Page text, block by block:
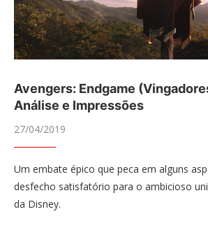
Avengers: Endgame
Análise e Impressões
27/04/2019
Um embate épico que peca em alguns
desfecho satisfatório para o ambicioso
da Disney.